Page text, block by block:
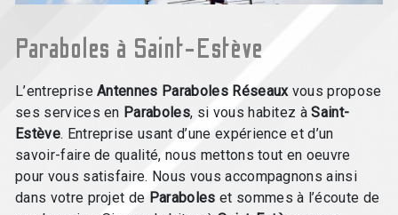
Paraboles à Saint-Estève
L’entrepriseAntennes Paraboles Réseauxvous propose
ses services en Paraboles, si vous habitez àSaint-
Estève. Entreprise usant d’une expérience et d’un
savoir-faire de qualité, nous mettons tout en oeuvre
pour vous satisfaire. Nous vous accompagnons ainsi
dans votre projet de Paraboles et sommes à l’écoute de